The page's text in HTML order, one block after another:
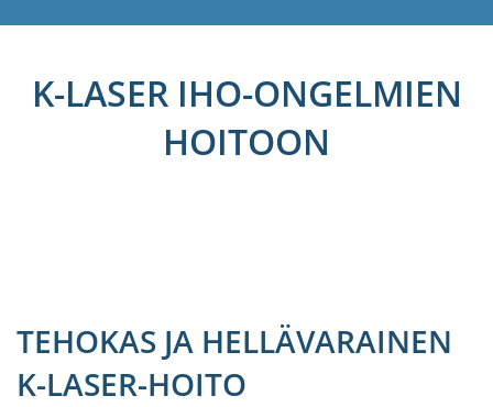
K-LASER IHO-ONGELMIEN
HOITOON
TEHOKAS JA HELLÄVARAINEN
K-LASER-HOITO